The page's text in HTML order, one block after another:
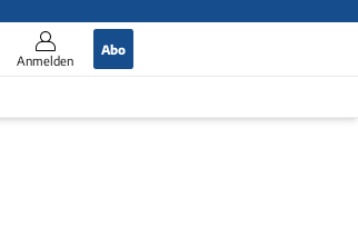
Anmelden
Abo